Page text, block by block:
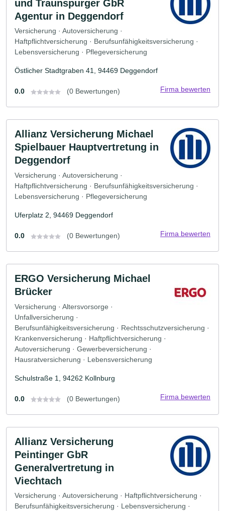
und Traunspurger GbR
Agentur in Deggendorf
Versicherung · Autoversicherung ·
Haftpflichtversicherung · Berufsunfähigkeitsversicherung ·
Lebensversicherung · Pflegeversicherung
Östlicher Stadtgraben 41, 94469 Deggendorf
0.0 (0 Bewertungen) Firma bewerten
Allianz Versicherung Michael
Spielbauer Hauptvertretung in
Deggendorf
Versicherung · Autoversicherung ·
Haftpflichtversicherung · Berufsunfähigkeitsversicherung ·
Lebensversicherung · Pflegeversicherung
Uferplatz 2, 94469 Deggendorf
0.0 (0 Bewertungen) Firma bewerten
ERGO Versicherung Michael
Brücker
Versicherung · Altersvorsorge ·
Unfallversicherung ·
Berufsunfähigkeitsversicherung · Rechtsschutzversicherung ·
Krankenversicherung · Haftpflichtversicherung ·
Autoversicherung · Gewerbeversicherung ·
Hausratversicherung · Lebensversicherung
Schulstraße 1, 94262 Kollnburg
0.0 (0 Bewertungen) Firma bewerten
Allianz Versicherung
Peintinger GbR
Generalvertretung in
Viechtach
Versicherung · Autoversicherung · Haftpflichtversicherung ·
Berufsunfähigkeitsversicherung · Lebensversicherung ·